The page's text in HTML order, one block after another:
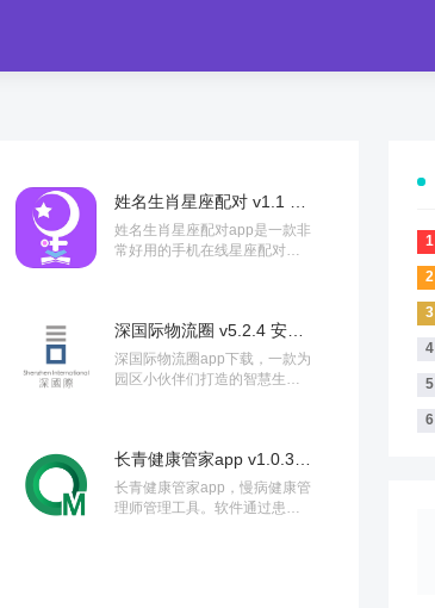
姓名生肖星座配对app是一款非
常好用的手机在线星座配对工
过了...
深国际物流圈 v5.2.4 安卓版
深国际物流圈app下载，一款为
园区小伙伴们打造的智慧生活
长青健康管家app，慢病健康管
理师管理工具。软件通过患者